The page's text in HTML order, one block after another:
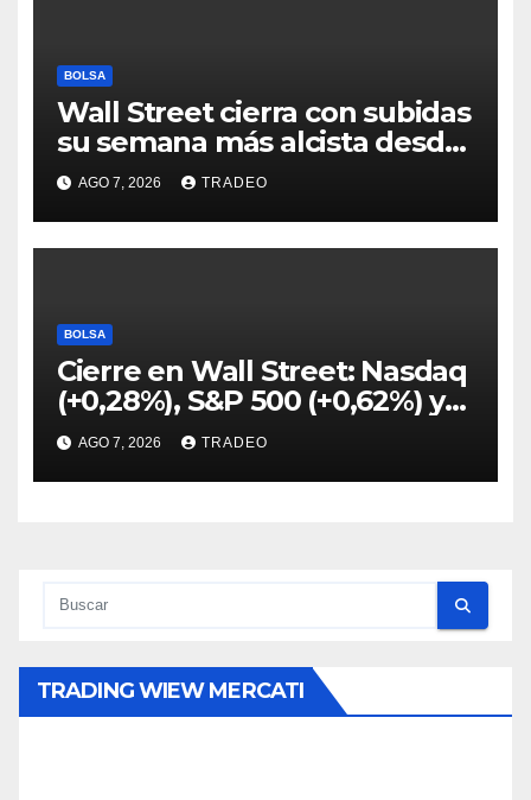
BOLSA
Wall Street cierra con subidas
su semana más alcista desde
abril
AGO 7, 2026 TRADEO
BOLSA
Cierre en Wall Street: Nasdaq
(+0,28%), S&P 500 (+0,62%) y
Nasdaq (+1,30%)
AGO 7, 2026 TRADEO
TRADING WIEW MERCATI